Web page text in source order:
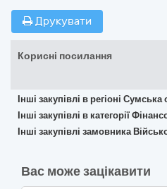
Друкувати
Корисні посилання
Інші закупівлі в регіоні
Інші закупівлі в категорії
Інші закупівлі замовника
Вас може зацікавити